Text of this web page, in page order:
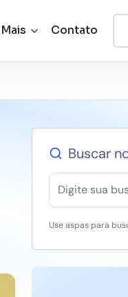
Mais Contato
Buscar
Use aspas para